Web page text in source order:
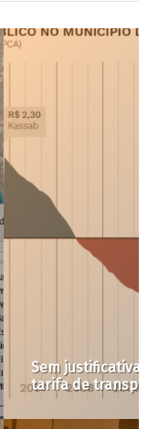
a